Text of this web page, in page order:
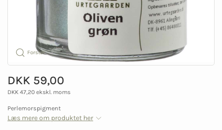
Forstør
DKK 59,00
DKK 47,20 ekskl. moms
Perlemorspigment
Læs mere om produktet her